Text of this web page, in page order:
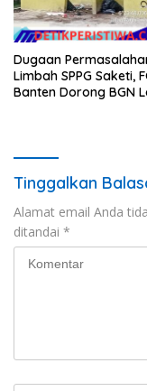
Dugaan
Limbah SPPG Saketi,
Banten Dorong BGN
Tinggalkan
Alamat email Anda
ditandai *